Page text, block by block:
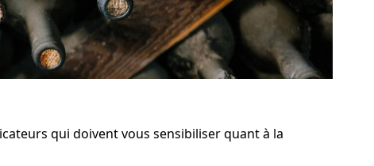
qui doivent vous sensibiliser quant à la